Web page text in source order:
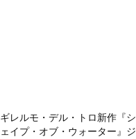
ギレルモ・デル・トロ新作『シ
ェイプ・オブ・ウォーター』ジ